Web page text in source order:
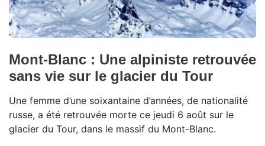
Mont-Blanc : Une alpiniste retrouvée
sans vie sur le glacier du Tour
Une femme d’une soixantaine d’années, de nationalité
russe, a été retrouvée morte ce jeudi 6 août sur le
glacier du Tour, dans le massif du Mont-Blanc.